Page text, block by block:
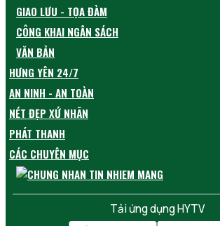
GIAO LƯU - TỌA ĐÀM
CÔNG KHAI NGÂN SÁCH
VĂN BẢN
HƯNG YÊN 24/7
AN NINH - AN TOÀN
NÉT ĐẸP XỨ NHÃN
PHÁT THANH
CÁC CHUYÊN MỤC
Tải ứng dụng HYTV